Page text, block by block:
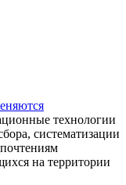
технологии
систематизации
на территории